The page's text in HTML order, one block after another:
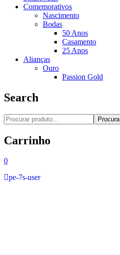
Comemorativos
Nascimento
Bodas
50 Anos
Casamento
25 Anos
Alianças
Ouro
Passion Gold
Search
Procura
Carrinho
0
pe-7s-user